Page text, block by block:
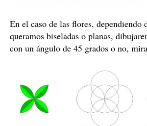
En el caso de las flores, dependiendo
queramos biseladas o planas,
con un ángulo de 45 grados o no,